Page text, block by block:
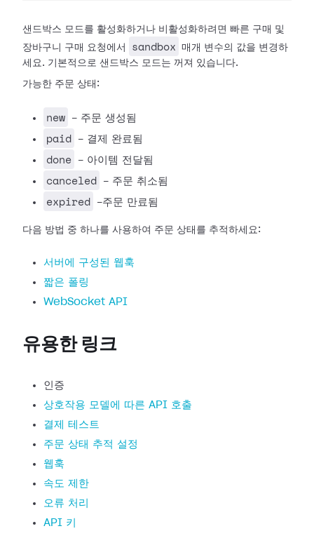
샌드박스 모드를 활성화하거나 비활성화하려면 빠른 구매 및
장바구니 구매 요청에서
sandbox
매개 변수의 값을 변경하
세요. 기본적으로 샌드박스 모드는 꺼져 있습니다.
가능한 주문 상태:
new - 주문 생성됨
paid - 결제 완료됨
done - 아이템 전달됨
canceled - 주문 취소됨
expired -주문 만료됨
다음 방법 중 하나를 사용하여 주문 상태를 추적하세요:
서버에 구성된 웹훅
짧은 폴링
WebSocket API
유용한 링크
인증
상호작용 모델에 따른 API 호출
결제 테스트
주문 상태 추적 설정
웹훅
속도 제한
오류 처리
API 키